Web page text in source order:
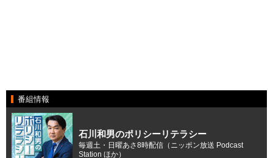
番組情報
石川和男のポリシーリテラシー
毎週土・日曜あさ8時配信（ニッポン放送 Podcast
Station ほか）